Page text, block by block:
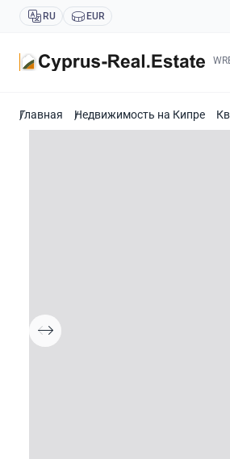
RU EUR
Главная Недвижимость на Кипре